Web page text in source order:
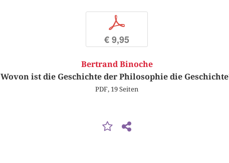
p
€ 9,95
Bertrand Binoche
Wovon ist die Geschichte der Philosophie die
PDF, 19 Seiten